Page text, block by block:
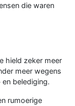
die waren
hield zeker meer
meer wegens
belediging.
rumoerige